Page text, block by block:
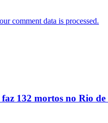
comment data is processed.
132 mortos no Rio